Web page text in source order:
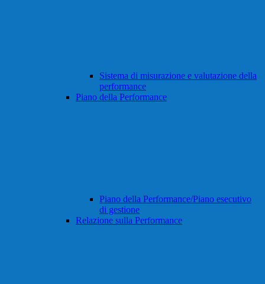
Sistema di misurazione e valutazione della
performance
Piano della Performance
Piano della Performance/Piano esecutivo
di gestione
Relazione sulla Performance